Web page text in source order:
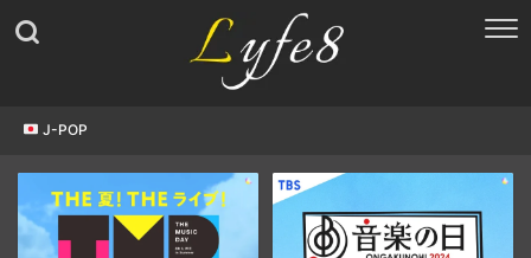
J-POP